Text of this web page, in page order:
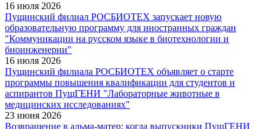
16 июля 2026
Пущинский филиал РОСБИОТЕХ запускает новую
образовательную программу для иностранных граждан
"Коммуникации на русском языке в биотехнологии и
биоинженерии"
16 июля 2026
Пущинский филиала РОСБИОТЕХ объявляет о старте
программы повышения квалификации для студентов и
аспирантов ПущГЕНИ "Лабораторные животные в
медицинских исследованиях"
23 июня 2026
Возвращение в альма-матер: когда выпускники ПущГЕНИ